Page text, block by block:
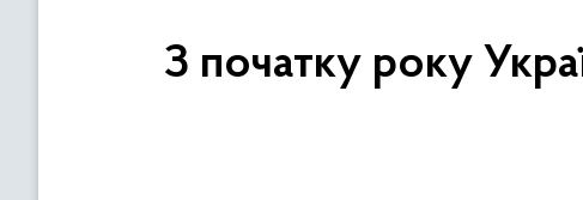
З початку року